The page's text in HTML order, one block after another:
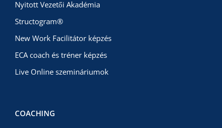
Nyitott Vezetői Akadémia
Structogram®
New Work Facilitátor képzés
ECA coach és tréner képzés
Live Online szemináriumok
COACHING